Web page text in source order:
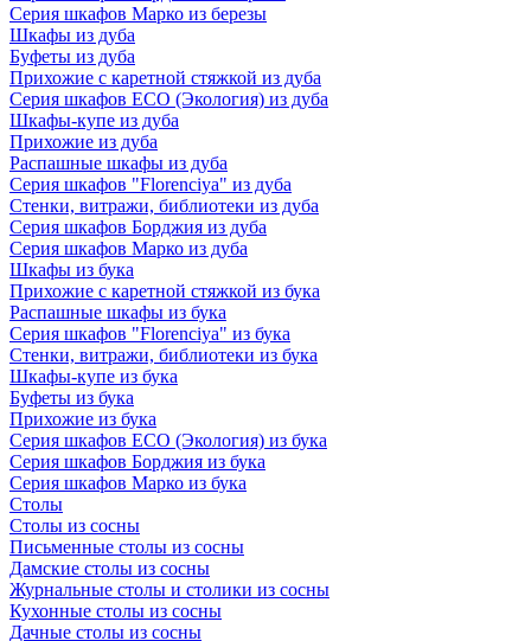
Серия шкафов Марко из березы
Шкафы из дуба
Буфеты из дуба
Прихожие с каретной стяжкой из дуба
Серия шкафов ECO (Экология) из дуба
Шкафы-купе из дуба
Прихожие из дуба
Распашные шкафы из дуба
Серия шкафов "Florenciya" из дуба
Стенки, витражи, библиотеки из дуба
Серия шкафов Борджия из дуба
Серия шкафов Марко из дуба
Шкафы из бука
Прихожие с каретной стяжкой из бука
Распашные шкафы из бука
Серия шкафов "Florenciya" из бука
Стенки, витражи, библиотеки из бука
Шкафы-купе из бука
Буфеты из бука
Прихожие из бука
Серия шкафов ECO (Экология) из бука
Серия шкафов Борджия из бука
Серия шкафов Марко из бука
Столы
Столы из сосны
Письменные столы из сосны
Дамские столы из сосны
Журнальные столы и столики из сосны
Кухонные столы из сосны
Дачные столы из сосны